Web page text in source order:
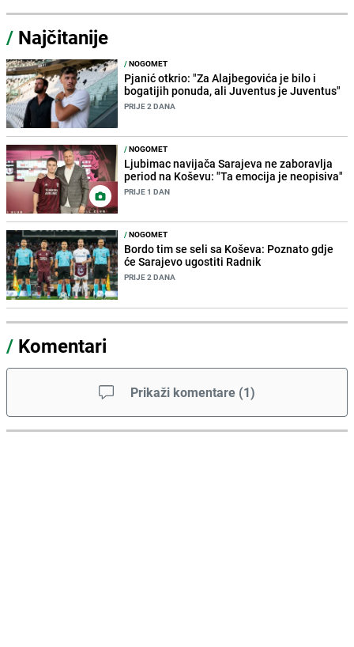
/ Najčitanije
/NOGOMET
Pjanić otkrio: "Za Alajbegovića je bilo i
bogatijih ponuda, ali Juventus je Juventus"
PRIJE 2 DANA
/NOGOMET
Ljubimac navijača Sarajeva ne zaboravlja
period na Koševu: "Ta emocija je neopisiva"
PRIJE 1 DAN
/NOGOMET
Bordo tim se seli sa Koševa: Poznato gdje
će Sarajevo ugostiti Radnik
PRIJE 2 DANA
/ Komentari
Prikaži komentare (1)